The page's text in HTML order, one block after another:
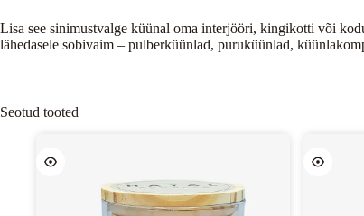
Lisa see sinimustvalge küünal oma interjööri, kingikotti või
lähedasele sobivaim – pulberküünlad, puruküünlad,
Seotud tooted